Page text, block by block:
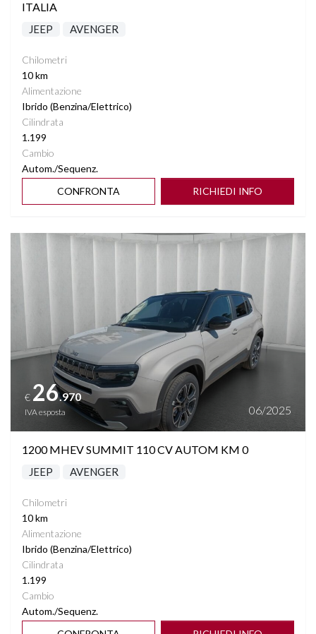
ITALIA
JEEP AVENGER
Chilometri
10 km
Alimentazione
Ibrido (Benzina/Elettrico)
Cilindrata
1.199
Cambio
Autom./Sequenz.
CONFRONTA
RICHIEDI INFO
Vedi dettagli
€ 26.970
IVA esposta 06/2025
1200 MHEV SUMMIT 110 CV AUTOM KM 0
JEEP AVENGER
Chilometri
10 km
Alimentazione
Ibrido (Benzina/Elettrico)
Cilindrata
1.199
Cambio
Autom./Sequenz.